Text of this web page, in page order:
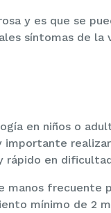
y es que se
síntomas de la
en niños o
importante
en
frecuente
mínimo de 2